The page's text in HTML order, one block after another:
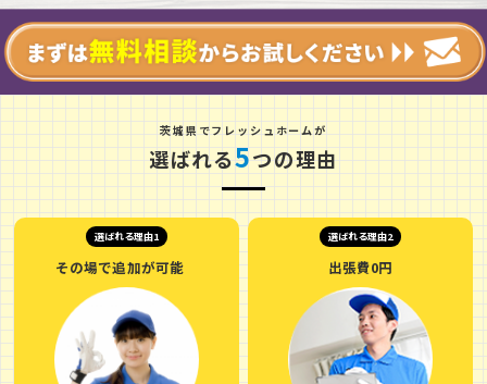
茨城県 でフレッシュホームが
選ばれる5つの理由
選ばれる理由1
その場で追加が可能
選ばれる理由2
出張費0円